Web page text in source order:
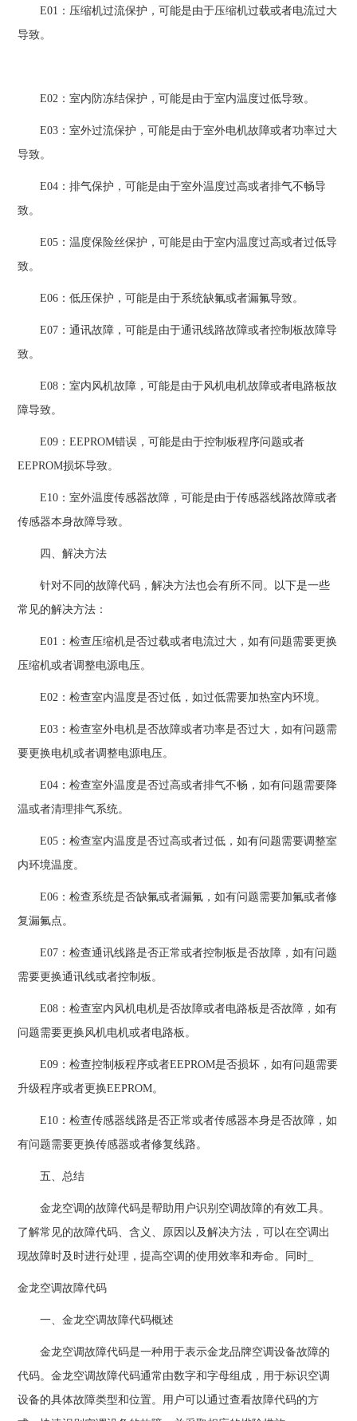
E01：压缩机过流保护，可能是由于压缩机过载或者电流过大
导致。
E02：室内防冻结保护，可能是由于室内温度过低导致。
E03：室外过流保护，可能是由于室外电机故障或者功率过大
导致。
E04：排气保护，可能是由于室外温度过高或者排气不畅导
致。
E05：温度保险丝保护，可能是由于室内温度过高或者过低导
致。
E06：低压保护，可能是由于系统缺氟或者漏氟导致。
E07：通讯故障，可能是由于通讯线路故障或者控制板故障导
致。
E08：室内风机故障，可能是由于风机电机故障或者电路板故
障导致。
E09：EEPROM错误，可能是由于控制板程序问题或者
EEPROM损坏导致。
E10：室外温度传感器故障，可能是由于传感器线路故障或者
传感器本身故障导致。
四、解决方法
针对不同的故障代码，解决方法也会有所不同。以下是一些
常见的解决方法：
E01：检查压缩机是否过载或者电流过大，如有问题需要更换
压缩机或者调整电源电压。
E02：检查室内温度是否过低，如过低需要加热室内环境。
E03：检查室外电机是否故障或者功率是否过大，如有问题需
要更换电机或者调整电源电压。
E04：检查室外温度是否过高或者排气不畅，如有问题需要降
温或者清理排气系统。
E05：检查室内温度是否过高或者过低，如有问题需要调整室
内环境温度。
E06：检查系统是否缺氟或者漏氟，如有问题需要加氟或者修
复漏氟点。
E07：检查通讯线路是否正常或者控制板是否故障，如有问题
需要更换通讯线或者控制板。
E08：检查室内风机电机是否故障或者电路板是否故障，如有
问题需要更换风机电机或者电路板。
E09：检查控制板程序或者EEPROM是否损坏，如有问题需要
升级程序或者更换EEPROM。
E10：检查传感器线路是否正常或者传感器本身是否故障，如
有问题需要更换传感器或者修复线路。
五、总结
金龙空调的故障代码是帮助用户识别空调故障的有效工具。
了解常见的故障代码、含义、原因以及解决方法，可以在空调出
现故障时及时进行处理，提高空调的使用效率和寿命。同时_
金龙空调故障代码
一、金龙空调故障代码概述
金龙空调故障代码是一种用于表示金龙品牌空调设备故障的
代码。金龙空调故障代码通常由数字和字母组成，用于标识空调
设备的具体故障类型和位置。用户可以通过查看故障代码的方